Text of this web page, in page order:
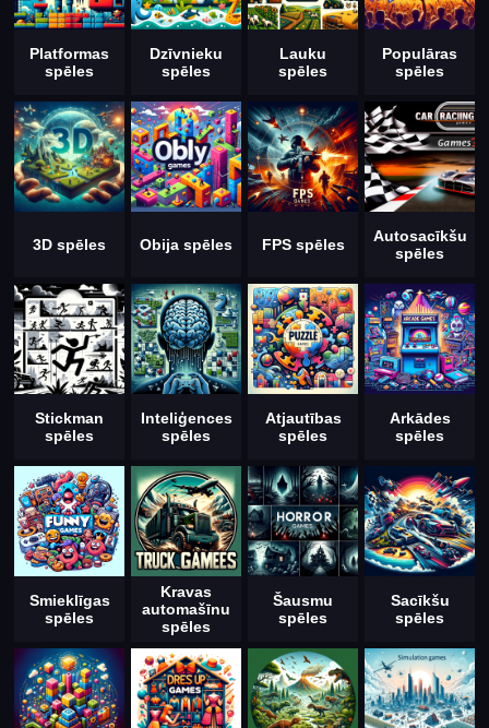
Platformas
spēles
Dzīvnieku
spēles
Lauku
spēles
Populāras
spēles
3D spēles Obija spēles FPS spēles
Autosacīkšu
spēles
Stickman
spēles
Inteliģences
spēles
Atjautības
spēles
Arkādes
spēles
Smieklīgas
spēles
Kravas
automašīnu
spēles
Šausmu
spēles
Sacīkšu
spēles